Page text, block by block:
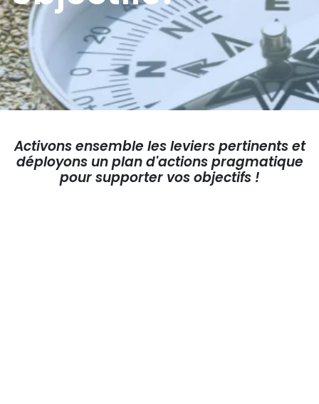
Activons ensemble les leviers pertinents et
déployons un plan d'actions pragmatique
pour supporter vos objectifs !